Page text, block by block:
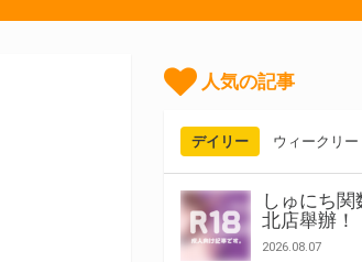
人気の記事
デイリー ウィークリー
しゅにち
北店舉辦！
2026.08.07